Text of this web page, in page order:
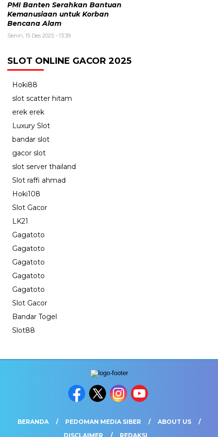
PMI Banten Serahkan Bantuan
Kemanusiaan untuk Korban
Bencana Alam
Senin, 15 Des 2025 - 13:39
SLOT ONLINE GACOR 2025
Hoki88
slot scatter hitam
erek erek
Luxury Slot
bandar slot
gacor slot
slot server thailand
Slot raffi ahmad
Hoki108
Slot Gacor
LK21
Gagatoto
Gagatoto
Gagatoto
Gagatoto
Gagatoto
Slot Gacor
Bandar Togel
Slot88
BERANDA PEDOMAN MEDIA SIBER
ABOUT US
DISCLAIMER
REDAKSI